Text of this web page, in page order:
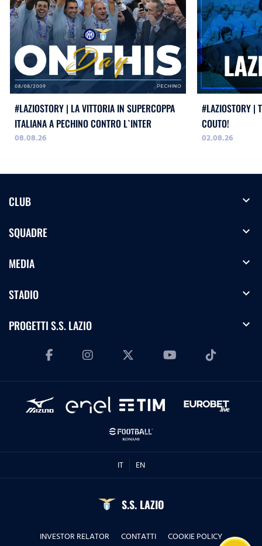
#LAZIOSTORY | LA VITTORIA IN SUPERCOPPA
ITALIANA A PECHINO CONTRO L`INTER
08.08.26
#LAZIOSTORY |
COUTO!
02.08.26
CLUB expand_more
SQUADRE expand_more
MEDIA expand_more
STADIO expand_more
PROGETTI S.S. LAZIO expand_more
IT EN
S.S. LAZIO
INVESTOR RELATOR CONTATTI COOKIE POLICY